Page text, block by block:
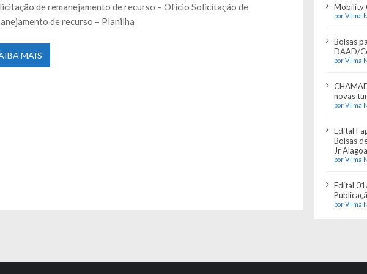
de remanejamento de recurso – Ofício Solicitação de
de recurso – Planilha
MAIS
Mobility
por Vilma
Bolsas
DAAD/
por Vilma
novas
por Vilma
Edital
Bolsas
Jr
por Vilma
Edital
por Vilma